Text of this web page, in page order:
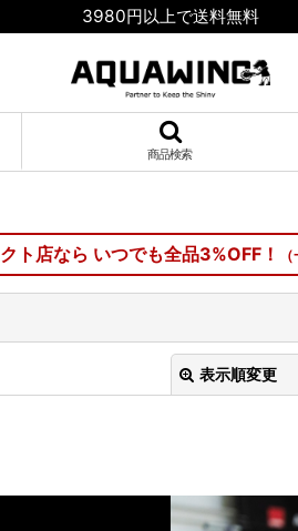
3980円以上で送料無料
商品検索
ト店なら いつでも全品3%OFF！
表示順変更